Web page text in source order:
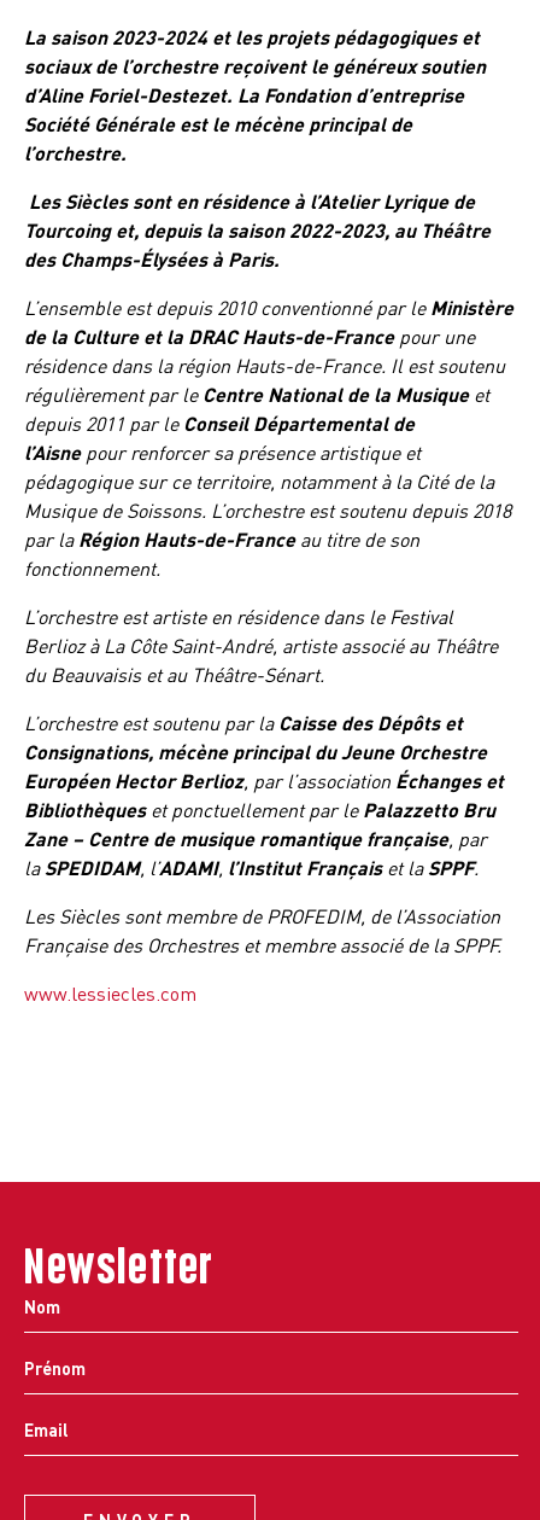
La saison 2023-2024 et les projets pédagogiques et
sociaux de l’orchestre reçoivent le généreux soutien
d’Aline Foriel-Destezet. La Fondation d’entreprise
Société Générale est le mécène principal de
l’orchestre.
Les Siècles sont en résidence à l’Atelier Lyrique de
Tourcoing et, depuis la saison 2022-2023, au Théâtre
des Champs-Élysées à Paris.
L’ensemble est depuis 2010 conventionné par leMinistère
de la Culture et la DRAC Hauts-de-Francepour une
résidence dans la région Hauts-de-France. Il est soutenu
régulièrement par leCentre National de la Musiqueet
depuis 2011 par leConseil Départemental de
l’Aisnepour renforcer sa présence artistique et
pédagogique sur ce territoire, notamment à la Cité de la
Musique de Soissons. L’orchestre est soutenu depuis 2018
par laRégion Hauts-de-Franceau titre de son
fonctionnement.
L’orchestre est artiste en résidence dans le Festival
Berlioz à La Côte Saint-André, artiste associé au Théâtre
du Beauvaisis et au Théâtre-Sénart.
L’orchestre est soutenu par laCaisse des Dépôts et
Consignations, mécène principal du Jeune Orchestre
Européen Hector Berlioz, par l’association Échanges et
Bibliothèqueset ponctuellement par lePalazzetto Bru
Zane – Centre de musique romantique française, par
laSPEDIDAM, l’ADAMI, l’Institut Françaiset laSPPF.
Les Siècles sont membre de PROFEDIM, de l’Association
Française des Orchestres et membre associé de la SPPF.
www.lessiecles.com
Newsletter